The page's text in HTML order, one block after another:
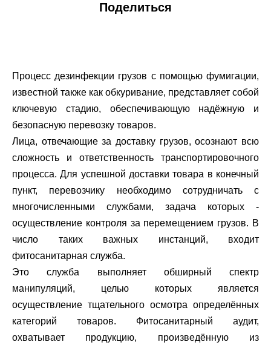
Поделиться
Процесс дезинфекции грузов с помощью фумигации,
известной также как обкуривание, представляет собой
ключевую стадию, обеспечивающую надёжную и
безопасную перевозку товаров.
Лица, отвечающие за доставку грузов, осознают всю
сложность и ответственность транспортировочного
процесса. Для успешной доставки товара в конечный
пункт, перевозчику необходимо сотрудничать с
многочисленными службами, задача которых -
осуществление контроля за перемещением грузов. В
число таких важных инстанций, входит
фитосанитарная служба.
Это служба выполняет обширный спектр
манипуляций, целью которых является
осуществление тщательного осмотра определённых
категорий товаров. Фитосанитарный аудит,
охватывает продукцию, произведённую из